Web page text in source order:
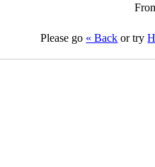
Please go « Back or try